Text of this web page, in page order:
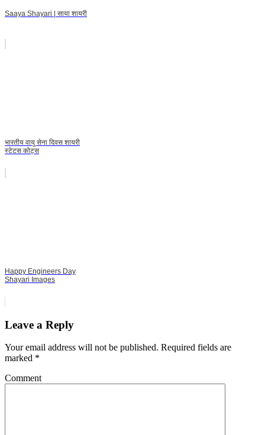
Saaya Shayari | साया शायरी
भारतीय वायु सेना दिवस शायरी
स्टेटस कोट्स
Happy Engineers Day
Shayari Images
Leave a Reply
Your email address will not be published. Required fields are
marked *
Comment